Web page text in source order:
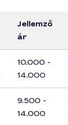
Jellemző
ár
10.000 -
14.000
9.500 -
14.000